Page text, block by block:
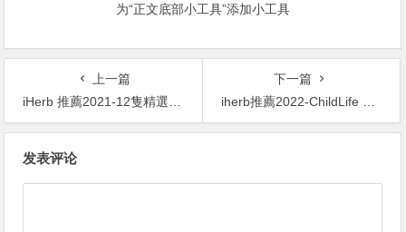
为“正文底部小工具”添加小工具
上一篇
iHerb 推薦2021-12隻精選品牌額外低至75折優惠 – 維他命/嬰幼兒/護膚美妝乜都有！
下一篇
iherb推薦2022-ChildLife Essentials 狹葉紫錐菊補充劑 8折、Mild By Nature 便攜洗手液60ml 6.1折
发表评论